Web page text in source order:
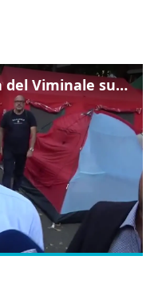
Gualtieri: "Responsabilità del Viminale su Spin Time? La posizione dei partiti è nota"